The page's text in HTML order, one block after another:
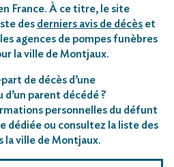
France. À ce titre, le site
des derniers avis de décès et
agences de pompes funèbres
la ville de Montjaux.
de décès d’une
d’un parent décédé ?
personnelles du défunt
dédiée ou consultez la liste des
la ville de Montjaux.